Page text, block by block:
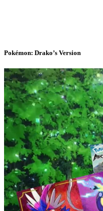
Pokémon: Drako’s Version